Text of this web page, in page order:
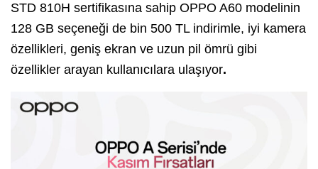
STD 810H sertifikasına sahip OPPO A60 modelinin
128 GB seçeneği de bin 500 TL indirimle, iyi kamera
özellikleri, geniş ekran ve uzun pil ömrü gibi
özellikler arayan kullanıcılara ulaşıyor.